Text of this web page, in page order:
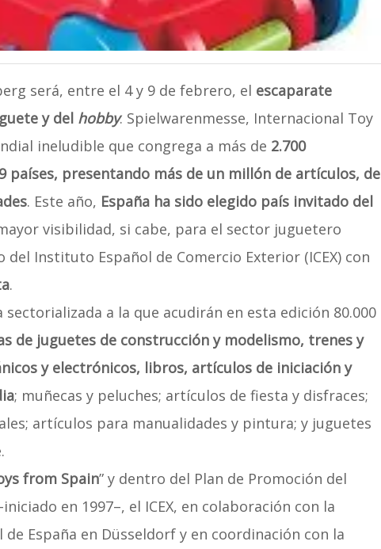
será, entre el 4 y 9 de febrero, el escaparate
y del hobby. Spielwarenmesse, Internacional Toy
ineludible que congrega a más de 2.700
países, presentando más de un millón de artículos, de
. Este año, España ha sido elegido país invitado del
visibilidad, si cabe, para el sector juguetero
del Instituto Español de Comercio Exterior (ICEX) con
.
sectorializada a la que acudirán en esta edición 80.000
de juguetes de construcción y modelismo, trenes y
y electrónicos, libros, artículos de iniciación y
; muñecas y peluches; artículos de fiesta y disfraces;
artículos para manualidades y pintura; y juguetes
from Spain” y dentro del Plan de Promoción del
en 1997–, el ICEX, en colaboración con la
de España en Düsseldorf y en coordinación con la